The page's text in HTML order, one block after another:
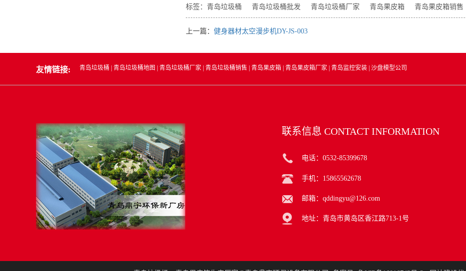
标签： 青岛垃圾桶 青岛垃圾桶批发 青岛垃圾桶厂家 青岛果皮箱 青岛果皮箱销售
上一篇： 健身器材太空漫步机DY-JS-003
友情链接: 青岛垃圾桶 青岛垃圾桶地图 青岛垃圾桶厂家 青岛垃圾桶销售 青岛果皮箱 青岛果皮箱厂家 青岛监控安装 沙盘模型公司
联系信息 CONTACT INFORMATION
电话：0532-85399678
手机：15865562678
邮箱：qddingyu@126.com
地址：青岛市黄岛区香江路713-1号